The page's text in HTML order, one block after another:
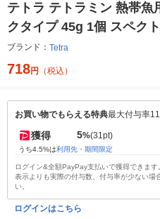
テトラ テトラミン 熱帯魚
クタイプ 45g 1個 スペク
ブランド： Tetra
718円 （税込）
お買い物でもらえる特典最大付与率
獲得 5%(31pt)
うち4.5%は利用先・期間限定
ログイン&全額PayPay支払いで獲得できま
表示よりも実際の付与数、付与率が少ない場
い。
ログインはこちら